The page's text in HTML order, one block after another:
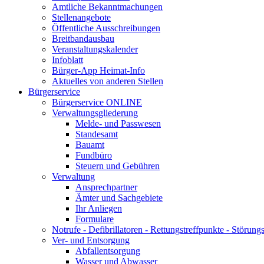
Amtliche Bekanntmachungen
Stellenangebote
Öffentliche Ausschreibungen
Breitbandausbau
Veranstaltungskalender
Infoblatt
Bürger-App Heimat-Info
Aktuelles von anderen Stellen
Bürgerservice
Bürgerservice ONLINE
Verwaltungsgliederung
Melde- und Passwesen
Standesamt
Bauamt
Fundbüro
Steuern und Gebühren
Verwaltung
Ansprechpartner
Ämter und Sachgebiete
Ihr Anliegen
Formulare
Notrufe - Defibrillatoren - Rettungstreffpunkte -
Ver- und Entsorgung
Abfallentsorgung
Wasser und Abwasser